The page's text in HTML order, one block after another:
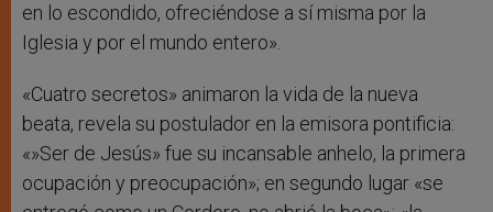
en lo escondido, ofreciéndose a sí misma por la
Iglesia y por el mundo entero».
«Cuatro secretos» animaron la vida de la nueva
beata, revela su postulador en la emisora pontificia:
«»Ser de Jesús» fue su incansable anhelo, la primera
ocupación y preocupación»; en segundo lugar «se